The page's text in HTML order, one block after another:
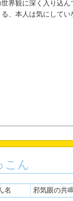
界観に深く入り込
る、本人は気にしてい
こん
名 邪気眼の共